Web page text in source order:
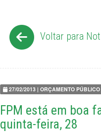
Voltar para
27/02/2013 | ORÇAMENTO PÚBLICO
FPM está em boa
quinta-feira, 28